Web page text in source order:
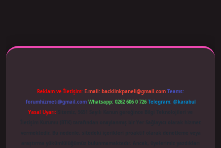
Reklam ve İletişim: E-mail: backlinkpaneli@gmail.com Teams:
forumhizmeti@gmail.com Whatsapp: 0262 606 0 726 Telegram: @karabul
Yasal Uyarı: